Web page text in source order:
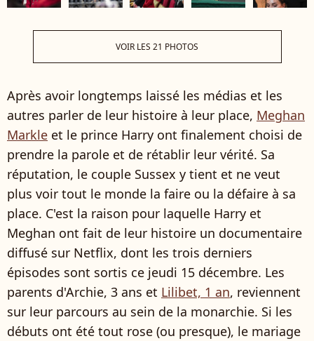
VOIR LES 21 PHOTOS
Après avoir longtemps laissé les médias et les
autres parler de leur histoire à leur place, Meghan
Markle et le prince Harry ont finalement choisi de
prendre la parole et de rétablir leur vérité. Sa
réputation, le couple Sussex y tient et ne veut
plus voir tout le monde la faire ou la défaire à sa
place. C'est la raison pour laquelle Harry et
Meghan ont fait de leur histoire un documentaire
diffusé sur Netflix, dont les trois derniers
épisodes sont sortis ce jeudi 15 décembre. Les
parents d'Archie, 3 ans et Lilibet, 1 an, reviennent
sur leur parcours au sein de la monarchie. Si les
débuts ont été tout rose (ou presque), le mariage